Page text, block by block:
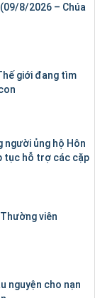
8/2026 – Chúa
giới đang tìm
người ủng hộ Hôn
tục hỗ trợ các cặp
viên
nguyện cho nạn